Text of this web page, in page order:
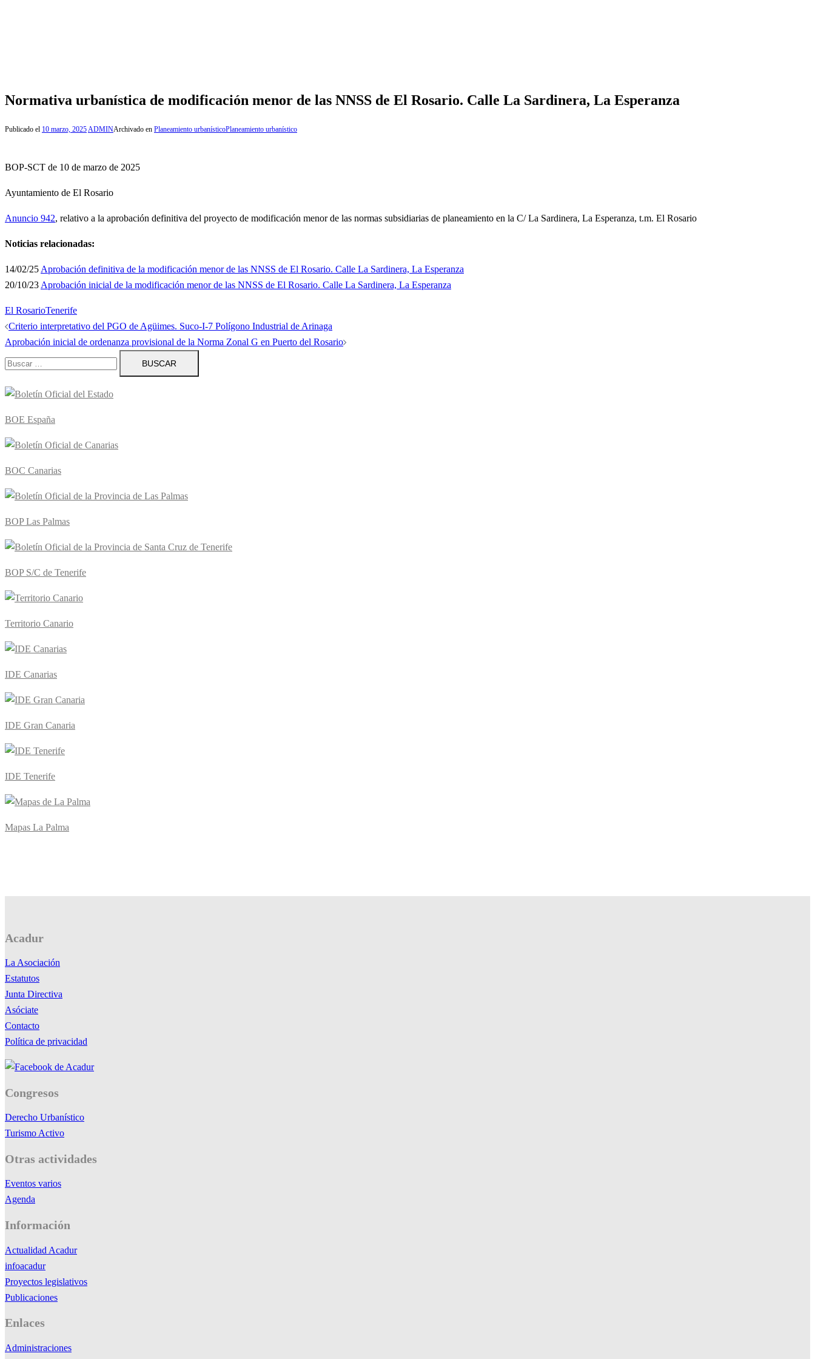
Normativa urbanística de modificación menor de las NNSS de El Rosario. Calle La Sardinera, La Esperanza
Publicado el 10 marzo, 2025ADMINArchivado en Planeamiento urbanísticoPlaneamiento urbanístico
BOP-SCT de 10 de marzo de 2025
Ayuntamiento de El Rosario
Anuncio 942, relativo a la aprobación definitiva del proyecto de modificación menor de las normas subsidiarias de planeamiento en la C/ La Sardinera, La Esperanza, t.m. El Rosario
Noticias relacionadas:
14/02/25 Aprobación definitiva de la modificación menor de las NNSS de El Rosario. Calle La Sardinera, La Esperanza
20/10/23 Aprobación inicial de la modificación menor de las NNSS de El Rosario. Calle La Sardinera, La Esperanza
El RosarioTenerife
Navegación
de
entradas
Criterio interpretativo del PGO de Agüimes. Suco-I-7 Polígono Industrial de Arinaga
Aprobación inicial de ordenanza provisional de la Norma Zonal G en Puerto del Rosario
Buscar:
BOE España
BOC Canarias
BOP Las Palmas
BOP S/C de Tenerife
Territorio Canario
IDE Canarias
IDE Gran Canaria
IDE Tenerife
Mapas La Palma
Acadur
La Asociación
Estatutos
Junta Directiva
Asóciate
Contacto
Política de privacidad
Congresos
Derecho Urbanístico
Turismo Activo
Otras actividades
Eventos varios
Agenda
Información
Actualidad Acadur
infoacadur
Proyectos legislativos
Publicaciones
Enlaces
Administraciones